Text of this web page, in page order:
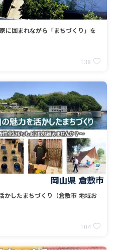
に囲まれながら「まちづくり」を
138
かしたまちづくり（倉敷市 地域お
104